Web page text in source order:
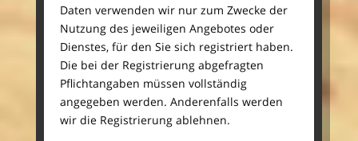
Daten verwenden wir nur zum Zwecke der
Nutzung des jeweiligen Angebotes oder
Dienstes, für den Sie sich registriert haben.
Die bei der Registrierung abgefragten
Pflichtangaben müssen vollständig
angegeben werden. Anderenfalls werden
wir die Registrierung ablehnen.